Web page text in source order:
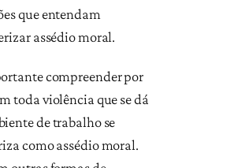
que entendam
assédio moral.
compreender por
toda violência que se dá
de trabalho se
como assédio moral.